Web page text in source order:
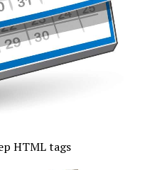
senin, iar vântul va sufla
vremea va fi caniculară,
va depăși pe arii extinse
iar temperaturile maxime
grade, mai coborâte pe
Noaptea, valorile termice
fi posibile averse slabe.
HTML tags